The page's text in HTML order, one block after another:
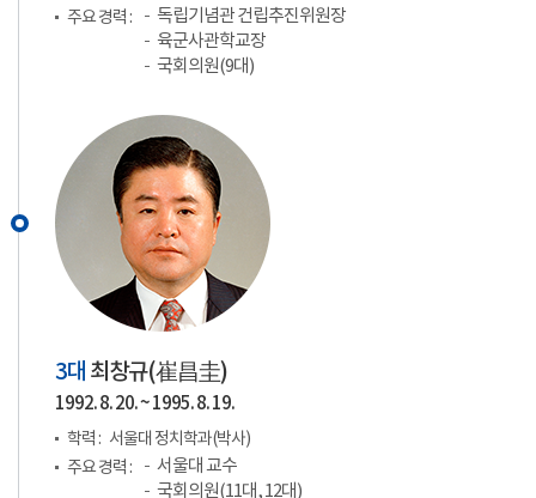
주요 경력 :
독립기념관 건립추진위원장
육군사관학교장
국회의원(9대)
3대 최창규(崔昌圭)
1992. 8. 20. ~ 1995. 8. 19.
학력 : 서울대 정치학과(박사)
주요 경력 :
서울대 교수
국회의원(11대, 12대)